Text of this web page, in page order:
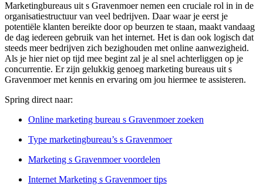
Marketingbureaus uit s Gravenmoer nemen een cruciale rol in in de
organisatiestructuur van veel bedrijven. Daar waar je eerst je
potentiële klanten bereikte door op beurzen te staan, maakt vandaag
de dag iedereen gebruik van het internet. Het is dan ook logisch dat
steeds meer bedrijven zich bezighouden met online aanwezigheid.
Als je hier niet op tijd mee begint zal je al snel achterliggen op je
concurrentie. Er zijn gelukkig genoeg marketing bureaus uit s
Gravenmoer met kennis en ervaring om jou hiermee te assisteren.
Spring direct naar:
Online marketing bureau s Gravenmoer zoeken
Type marketingbureau’s s Gravenmoer
Marketing s Gravenmoer voordelen
Internet Marketing s Gravenmoer tips